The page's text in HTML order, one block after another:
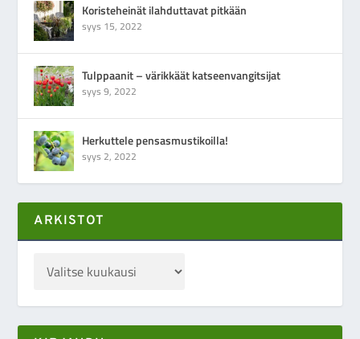
Koristeheinät ilahduttavat pitkään
syys 15, 2022
Tulppaanit – värikkäät katseenvangitsijat
syys 9, 2022
Herkuttele pensasmustikoilla!
syys 2, 2022
ARKISTOT